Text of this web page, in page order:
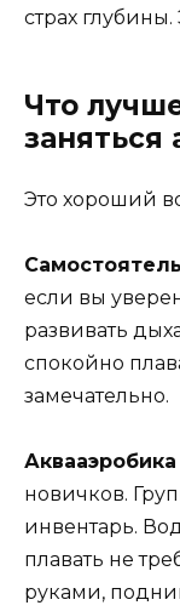
страх
Что
заняться
Это хороший
если вы
развивать
спокойно
замечательно.
Аквааэробика
новичков.
инвентарь.
плавать не
руками,